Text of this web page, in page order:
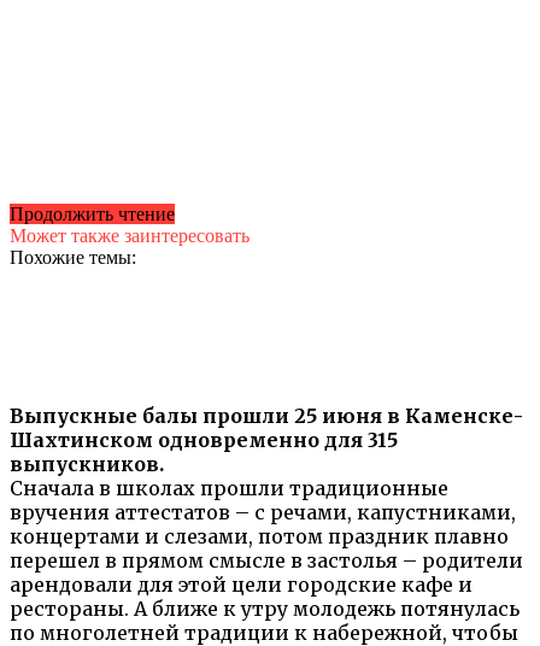
Выпускные балы прошли 25 июня в Каменске-
Шахтинском одновременно для 315
выпускников.
Сначала в школах прошли традиционные
вручения аттестатов – с речами, капустниками,
концертами и слезами, потом праздник плавно
перешел в прямом смысле в застолья – родители
арендовали для этой цели городские кафе и
рестораны. А ближе к утру молодежь потянулась
по многолетней традиции к набережной, чтобы
Продолжить чтение
Может также заинтересовать
Похожие темы: